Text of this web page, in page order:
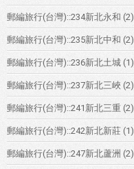
郵編旅行(台灣)::234新北永和 (2)
郵編旅行(台灣)::235新北中和 (2)
郵編旅行(台灣)::236新北土城 (1)
郵編旅行(台灣)::237新北三峽 (2)
郵編旅行(台灣)::241新北三重 (2)
郵編旅行(台灣)::242新北新莊 (1)
郵編旅行(台灣)::247新北蘆洲 (2)